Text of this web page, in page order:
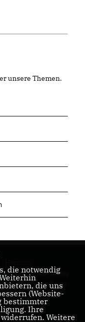
unsere Themen.
Willkommen bei der
CDU Bremen-Nord!
die notwendig
die uns
(Website-
bestimmter
Ihre
Weitere